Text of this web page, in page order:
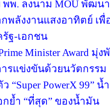
พ. ลงนาม MOU พัฒนา
พลังงานแสงอาทิตย์ เพื่
ฐ-เอกชน
Minister Award มุ่
รแข่งขันด้วยนวัตกรรม
“Super PowerX 99”
ย้ำ “ที่สุด” ของน้ำมัน